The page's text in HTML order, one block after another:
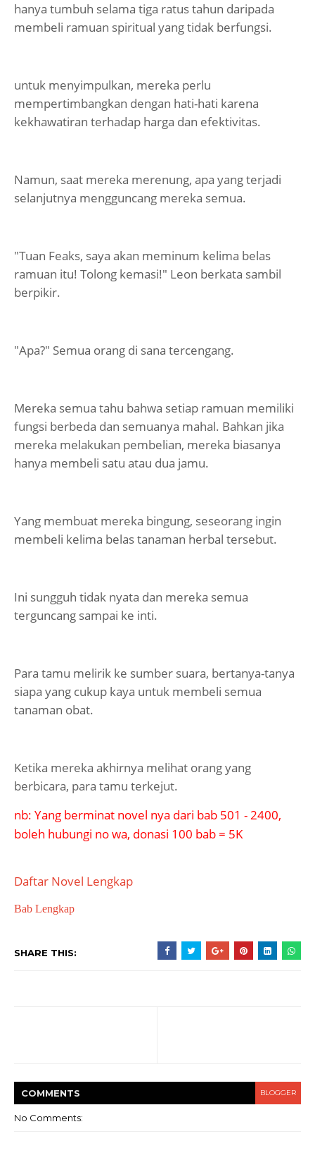
hanya tumbuh selama tiga ratus tahun daripada
membeli ramuan spiritual yang tidak berfungsi.
untuk menyimpulkan, mereka perlu
mempertimbangkan dengan hati-hati karena
kekhawatiran terhadap harga dan efektivitas.
Namun, saat mereka merenung, apa yang terjadi
selanjutnya mengguncang mereka semua.
"Tuan Feaks, saya akan meminum kelima belas
ramuan itu! Tolong kemasi!" Leon berkata sambil
berpikir.
"Apa?" Semua orang di sana tercengang.
Mereka semua tahu bahwa setiap ramuan memiliki
fungsi berbeda dan semuanya mahal. Bahkan jika
mereka melakukan pembelian, mereka biasanya
hanya membeli satu atau dua jamu.
Yang membuat mereka bingung, seseorang ingin
membeli kelima belas tanaman herbal tersebut.
Ini sungguh tidak nyata dan mereka semua
terguncang sampai ke inti.
Para tamu melirik ke sumber suara, bertanya-tanya
siapa yang cukup kaya untuk membeli semua
tanaman obat.
Ketika mereka akhirnya melihat orang yang
berbicara, para tamu terkejut.
nb: Yang berminat novel nya dari bab 501 - 2400,
boleh hubungi no wa, donasi 100 bab = 5K
Daftar Novel Lengkap
Bab Lengkap
SHARE THIS:
COMMENTS BLOGGER
No Comments: